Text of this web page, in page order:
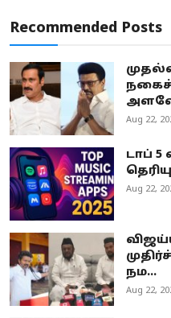
Recommended Posts
Aug 22,
டாப் 5
Aug 22,
நம...
Aug 22,